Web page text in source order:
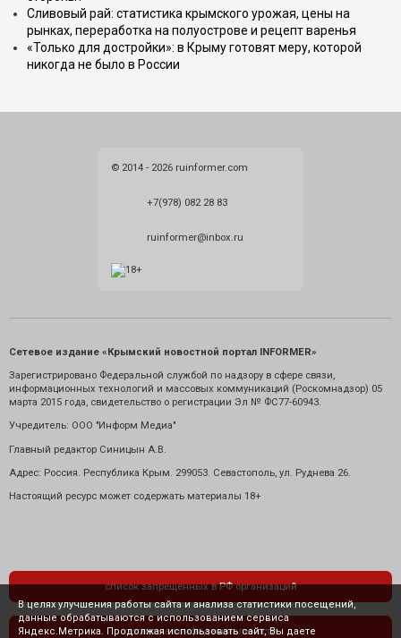
Сливовый рай: статистика крымского урожая, цены на
рынках, переработка на полуострове и рецепт варенья
«Только для достройки»: в Крыму готовят меру, которой
никогда не было в России
© 2014 - 2026 ruinformer.com
+7(978) 082 28 83
ruinformer@inbox.ru
Сетевое издание «Крымский новостной портал INFORMER»
Зарегистрировано Федеральной службой по надзору в сфере связи,
информационных технологий и массовых коммуникаций (Роскомнадзор) 05
марта 2015 года, свидетельство о регистрации Эл № ФС77-60943.
Учредитель: ООО "Информ Медиа"
Главный редактор Синицын А.В.
Адрес: Россия. Республика Крым. 299053. Севастополь, ул. Руднева 26.
Настоящий ресурс может содержать материалы 18+
список запрещенных в РФ организаций
политика конфиденциальности
В целях улучшения работы сайта и анализа статистики посещений,
данные обрабатываются с использованием сервиса
Яндекс.Метрика. Продолжая использовать сайт, Вы даете